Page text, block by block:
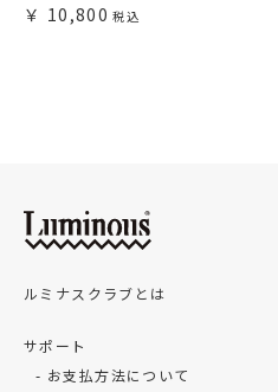
10,800
ルミナスクラブとは
サポート
お支払方法について